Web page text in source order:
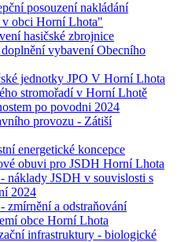
posouzení nakládání
v obci Horní Lhota"
hasičské zbrojnice
vybavení Obecního
jednotky JPO V Horní Lhota
stromořadí v Horní Lhotě
po povodni 2024
provozu - Zátiší
energetické koncepce
obuvi pro JSDH Horní Lhota
náklady JSDH v souvislosti s
2024
zmírnění a odstraňování
obce Horní Lhota
infrastruktury - biologické